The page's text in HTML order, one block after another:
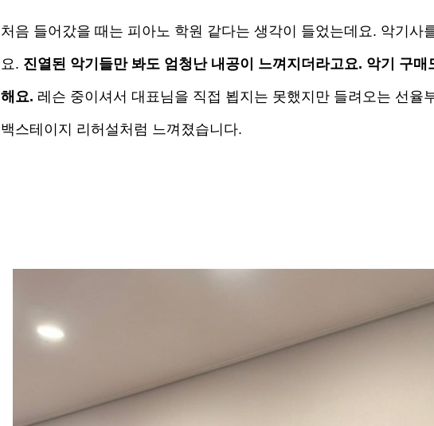
처음 들어갔을 때는 피아노 학원 같다는 생각이 들었는데요. 악기사
요. 진열된 악기들만 봐도 엄청난 내공이 느껴지더라고요. 악기 구매
해요. 레슨 중이셔서 대표님을 직접 뵙지는 못했지만 들려오는 선율
백스테이지 리허설처럼 느껴졌습니다.